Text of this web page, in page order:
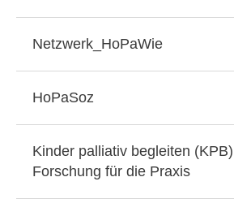
Netzwerk_HoPaWie
HoPaSoz
Kinder palliativ begleiten (KPB) |
Forschung für die Praxis